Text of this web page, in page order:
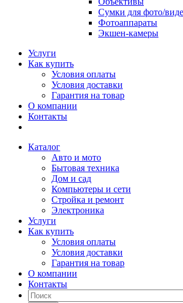
Сумки для фото/
Фотоаппараты
Экшен-камеры
Услуги
Как купить
Условия оплаты
Условия доставки
Гарантия на товар
О компании
Контакты
Каталог
Авто и мото
Бытовая техника
Дом и сад
Компьютеры и сети
Стройка и ремонт
Электроника
Услуги
Как купить
Условия оплаты
Условия доставки
Гарантия на товар
О компании
Контакты